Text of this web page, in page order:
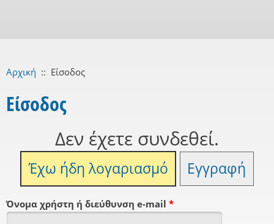
Αρχική :: Είσοδος
Είσοδος
Δεν έχετε συνδεθεί.
Έχω ήδη λογαριασμό Εγγραφή
Όνομα χρήστη ή διεύθυνση e-mail *